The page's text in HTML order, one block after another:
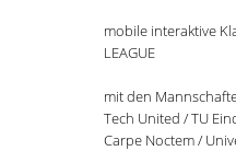
mobile interaktive
LEAGUE
mit den
Tech United / TU
Carpe Noctem /